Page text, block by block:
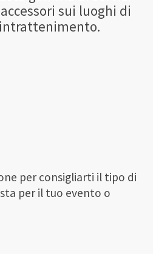
sui luoghi di
per consigliarti il tipo di
per il tuo evento o